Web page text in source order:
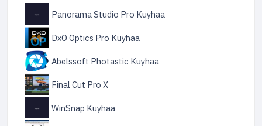
Panorama Studio Pro Kuyhaa
DxO Optics Pro Kuyhaa
Abelssoft Photastic Kuyhaa
Final Cut Pro X
WinSnap Kuyhaa